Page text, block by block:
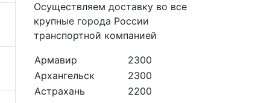
Осуществляем доставку во все
крупные города России
транспортной компанией
Армавир
2300
Архангельск
2300
Астрахань
2200